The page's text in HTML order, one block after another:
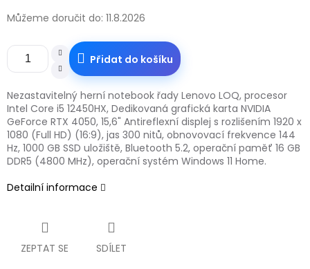
Můžeme doručit do: 11.8.2026
Přidat do košíku
Nezastavitelný herní notebook řady Lenovo LOQ, procesor
Intel Core i5 12450HX, Dedikovaná grafická karta NVIDIA
GeForce RTX 4050, 15,6" Antireflexní displej s rozlišením 1920 x
1080 (Full HD) (16:9), jas 300 nitů, obnovovací frekvence 144
Hz, 1000 GB SSD uložiště, Bluetooth 5.2, operační paměť 16 GB
DDR5 (4800 MHz), operační systém Windows 11 Home.
Detailní informace
ZEPTAT SE SDÍLET